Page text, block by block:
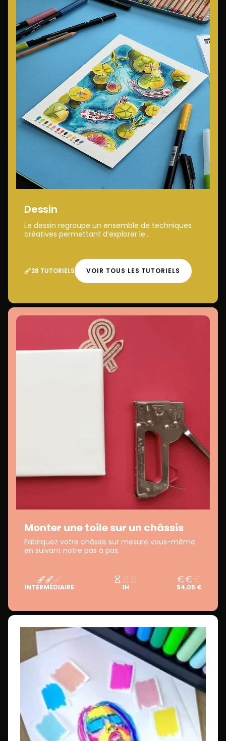
Dessin
Le dessin regroupe un ensemble de techniques
créatives permettant d’explorer le...
28 TUTORIELS VOIR TOUS LES TUTORIELS
Monter une toile sur un châssis
Fabriquez votre châssis sur mesure vous-même
en suivant notre pas à pas.
INTERMÉDIAIRE 1H 54,05 €